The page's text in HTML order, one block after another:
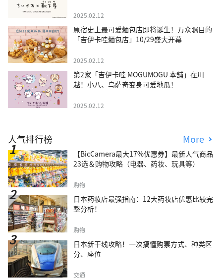
2025.02.12
原宿史上最可爱麵包店即将诞生！万众瞩目的
「吉伊卡哇麵包店」10/29盛大开幕
2025.02.12
第2家「吉伊卡哇 MOGUMOGU 本舖」在川
越！小八、乌萨奇变身可爱地瓜！
2025.02.12
人气排行榜 More
【BicCamera最大17%优惠券】最新人气商品
23选＆购物攻略（电器、药妆、玩具等）
购物
日本药妆店最强指南：12大药妆店优惠比较完
整分析！
购物
日本新干线攻略！一次搞懂购票方式、种类区
分、座位
交通